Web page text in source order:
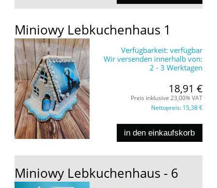
Miniowy Lebkuchenhaus 1
Verfügbarkeit: verfügbar
Wir versenden innerhalb von:
2 - 3 Werktagen
18,91 €
Preis inklusive 23,00% VAT
Nettopreis: 15,38 €
in den einkaufskorb
Miniowy Lebkuchenhaus - 6